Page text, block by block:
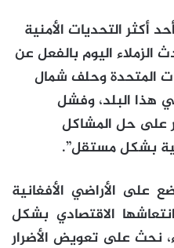
أكثر التحديات الأمنية
الزملاء اليوم بالفعل عن
المتحدة وحلف شمال
من 20 عامًا في هذا البلد، وفشل
على حل المشاكل
بشكل مستقل”.
على الأراضي الأفغانية
الاقتصادي بشكل
على تعويض الأضرار